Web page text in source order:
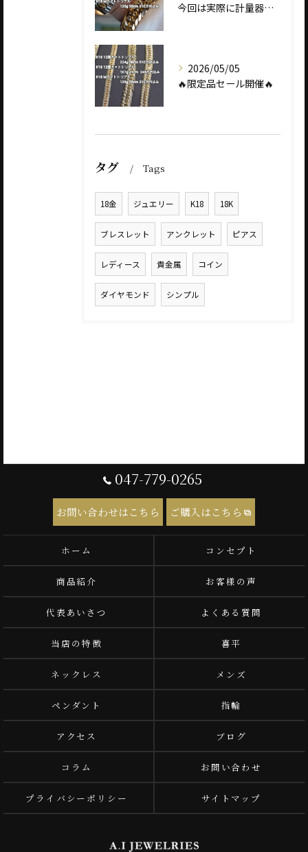
今回は実際に計量器に載せて、
2026/05/05
🔥限定品セール開催🔥
タグ Tags
18金 ジュエリー K18 18K
ブレスレット アンクレット ピアス
レディース 貴金属 コイン
ダイヤモンド シンプル
047-779-0265
お問い合わせはこちら ご購入はこちら
ホーム コンセプト
商品紹介 お客様の声
代表あいさつ よくある質問
当店の特徴 喜平
ネックレス メンズ
ペンダント 指輪
アクセス ブログ
コラム お問い合わせ
プライバシーポリシー サイトマップ